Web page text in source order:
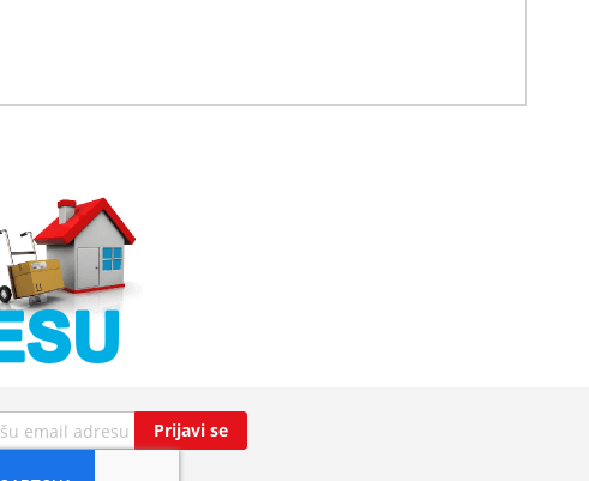
Prijavi se